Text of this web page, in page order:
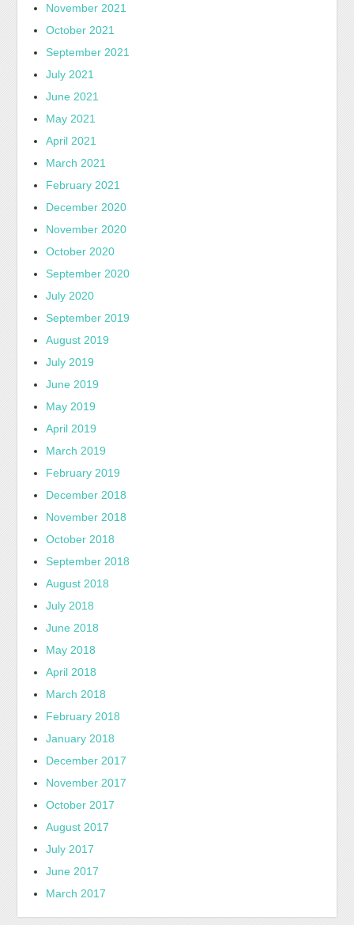
November 2021
October 2021
September 2021
July 2021
June 2021
May 2021
April 2021
March 2021
February 2021
December 2020
November 2020
October 2020
September 2020
July 2020
September 2019
August 2019
July 2019
June 2019
May 2019
April 2019
March 2019
February 2019
December 2018
November 2018
October 2018
September 2018
August 2018
July 2018
June 2018
May 2018
April 2018
March 2018
February 2018
January 2018
December 2017
November 2017
October 2017
August 2017
July 2017
June 2017
March 2017